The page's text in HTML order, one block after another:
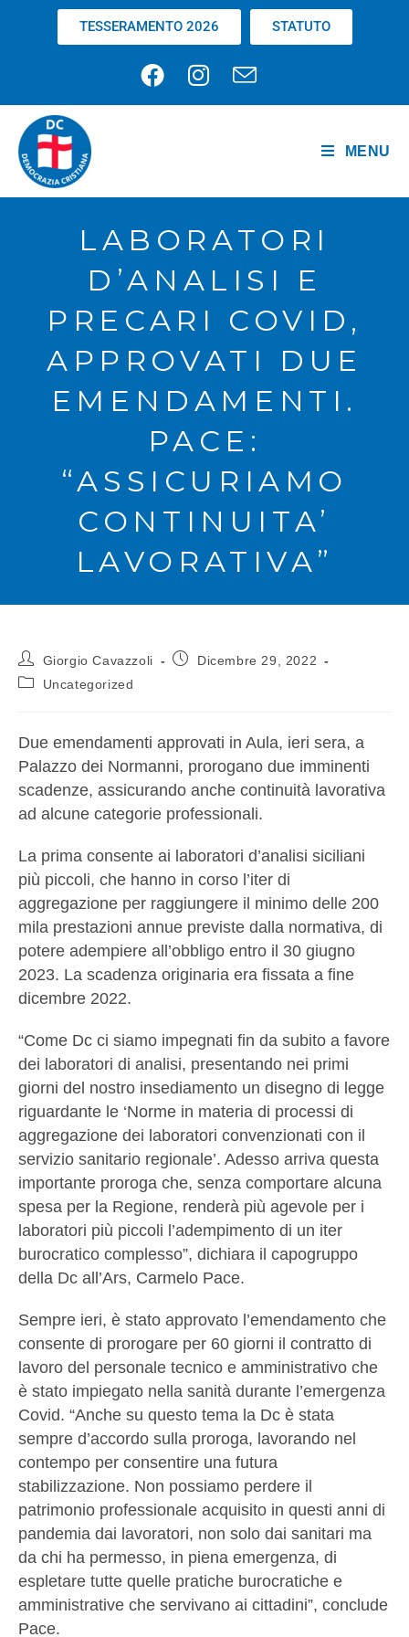
TESSERAMENTO 2026 STATUTO
MENU
LABORATORI
D’ANALISI E
PRECARI COVID,
APPROVATI DUE
EMENDAMENTI.
PACE:
“ASSICURIAMO
CONTINUITA’
LAVORATIVA”
Giorgio Cavazzoli
Dicembre 29, 2022
Uncategorized
Due emendamenti approvati in Aula, ieri sera, a
Palazzo dei Normanni, prorogano due imminenti
scadenze, assicurando anche continuità lavorativa
ad alcune categorie professionali.
La prima consente ai laboratori d’analisi siciliani
più piccoli, che hanno in corso l’iter di
aggregazione per raggiungere il minimo delle 200
mila prestazioni annue previste dalla normativa, di
potere adempiere all’obbligo entro il 30 giugno
2023. La scadenza originaria era fissata a fine
dicembre 2022.
“Come Dc ci siamo impegnati fin da subito a favore
dei laboratori di analisi, presentando nei primi
giorni del nostro insediamento un disegno di legge
riguardante le ‘Norme in materia di processi di
aggregazione dei laboratori convenzionati con il
servizio sanitario regionale’. Adesso arriva questa
importante proroga che, senza comportare alcuna
spesa per la Regione, renderà più agevole per i
laboratori più piccoli l’adempimento di un iter
burocratico complesso”, dichiara il capogruppo
della Dc all’Ars, Carmelo Pace.
Sempre ieri, è stato approvato l’emendamento che
consente di prorogare per 60 giorni il contratto di
lavoro del personale tecnico e amministrativo che
è stato impiegato nella sanità durante l’emergenza
Covid. “Anche su questo tema la Dc è stata
sempre d’accordo sulla proroga, lavorando nel
contempo per consentire una futura
stabilizzazione. Non possiamo perdere il
patrimonio professionale acquisito in questi anni di
pandemia dai lavoratori, non solo dai sanitari ma
da chi ha permesso, in piena emergenza, di
espletare tutte quelle pratiche burocratiche e
amministrative che servivano ai cittadini”, conclude
Pace.